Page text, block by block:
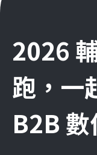
2026
跑，一
B2B 數